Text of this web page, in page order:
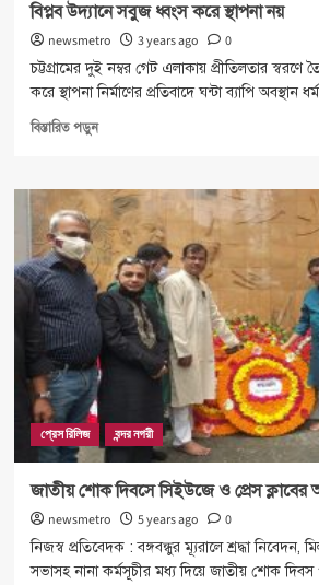
বিপ্লব উদ্যানে সবুজ ধ্বংস করে স্থাপনা নয়
newsmetro 3 years ago
0
চট্টগ্রামের দুই নম্বর গেট এলাকায় প্রীতিলতার স্বরণে
করে স্থাপনা নির্মাণের প্রতিবাদে ঘন্টা ব্যাপি অবস্থান
বিস্তারিত পড়ুনRead
বিপ্লব
উদ্যানে
সবুজ
ধ্বংস
করে
স্থাপনা
নয়
প্রেস রিলিজ বন্দর নগরী
জাতীয় শোক দিবসে সিইউজে ও প্রেস
newsmetro 5 years ago
0
নিজস্ব প্রতিবেদক : বঙ্গবন্ধুর ম্যূরালে শ্রদ্ধা
সভাসহ নানা কর্মসূচীর মধ্য দিয়ে জাতীয় শোক দিবস